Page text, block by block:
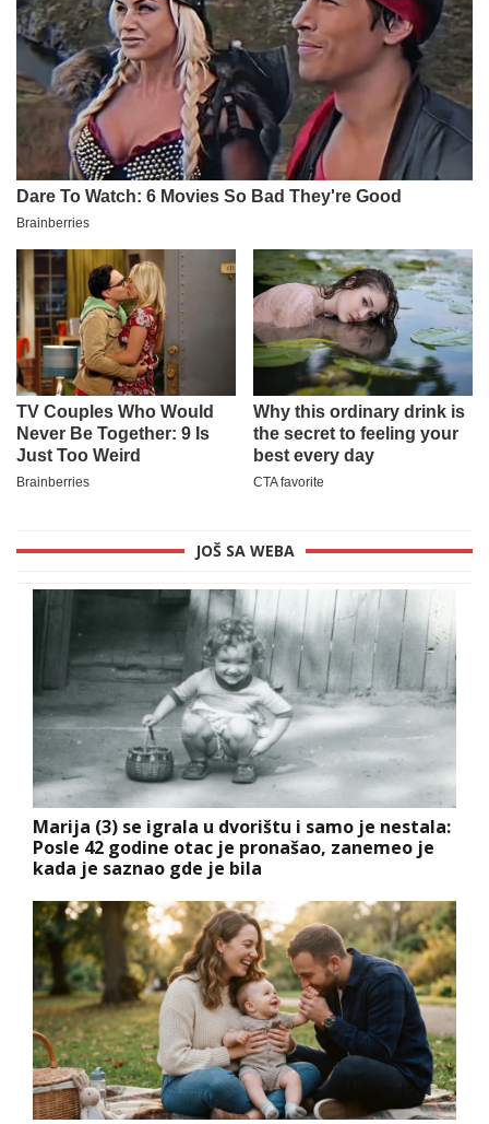
JOŠ SA WEBA
Marija (3) se igrala u dvorištu i samo je nestala:
Posle 42 godine otac je pronašao, zanemeo je
kada je saznao gde je bila